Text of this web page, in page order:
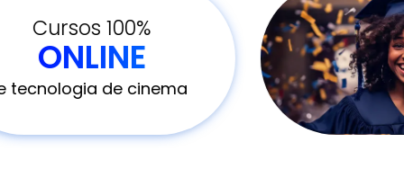
Cursos 100%
ONLINE
e tecnologia de cinema